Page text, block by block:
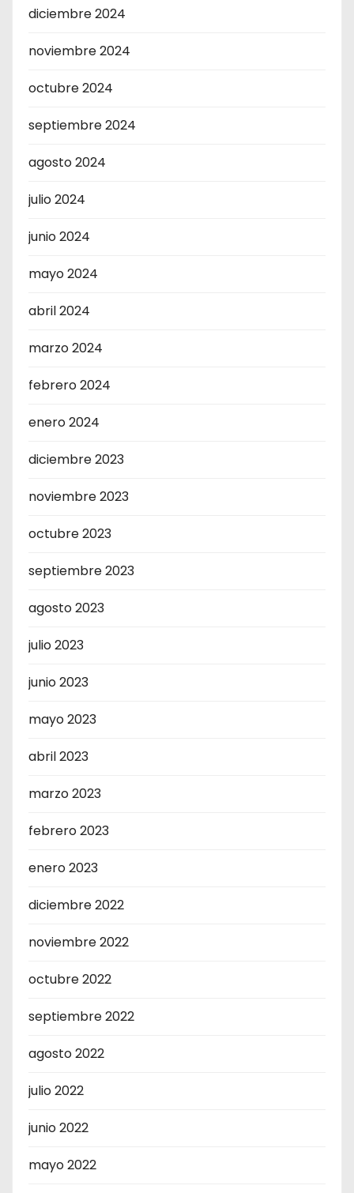
diciembre 2024
noviembre 2024
octubre 2024
septiembre 2024
agosto 2024
julio 2024
junio 2024
mayo 2024
abril 2024
marzo 2024
febrero 2024
enero 2024
diciembre 2023
noviembre 2023
octubre 2023
septiembre 2023
agosto 2023
julio 2023
junio 2023
mayo 2023
abril 2023
marzo 2023
febrero 2023
enero 2023
diciembre 2022
noviembre 2022
octubre 2022
septiembre 2022
agosto 2022
julio 2022
junio 2022
mayo 2022